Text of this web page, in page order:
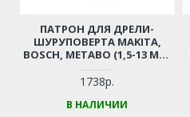
ПАТРОН ДЛЯ ДРЕЛИ-
ШУРУПОВЕРТА MAKITA,
BOSCH, METABO (1,5-13 ММ,
ПРОФЕССИОНАЛЬНЫЙ
БЫСТРОЗАЖИМНОЙ С
ТРЕЩЕТКОЙ
1738р.
В НАЛИЧИИ